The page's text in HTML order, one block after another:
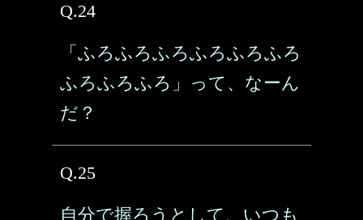
Q.24
「ふろふろふろふろふろふろ
ふろふろふろ」って、なーん
だ？
Q.25
自分で握ろうとして、いつも